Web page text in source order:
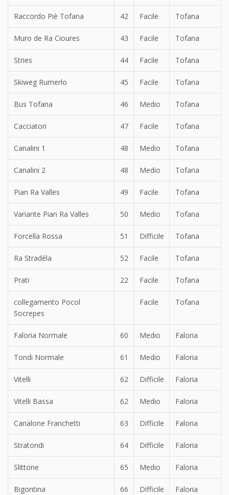
Raccordo Piè Tofana 42 Facile Tofana
Muro de Ra Cioures 43 Facile Tofana
Stries 44 Facile Tofana
Skiweg Rumerlo 45 Facile Tofana
Bus Tofana 46 Medio Tofana
Cacciatori 47 Facile Tofana
Canalini 1 48 Medio Tofana
Canalini 2 48 Medio Tofana
Pian Ra Valles 49 Facile Tofana
Variante Pian Ra Valles 50 Medio Tofana
Forcella Rossa 51 Difficile Tofana
Ra Stradéla 52 Facile Tofana
Prati 22 Facile Tofana
collegamento Pocol
Socrepes
Facile Tofana
Faloria Normale 60 Medio Faloria
Tondi Normale 61 Medio Faloria
Vitelli 62 Difficile Faloria
Vitelli Bassa 62 Medio Faloria
Canalone Franchetti 63 Difficile Faloria
Stratondi 64 Difficile Faloria
Slittone 65 Medio Faloria
Bigontina 66 Difficile Faloria